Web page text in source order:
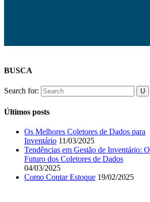
BUSCA
Search for:
Últimos posts
Os Melhores Coletores de Dados para
Inventário 11/03/2025
Tendências em Gestão de Inventário: O
Futuro dos Coletores de Dados
04/03/2025
Como Contar Estoque 19/02/2025